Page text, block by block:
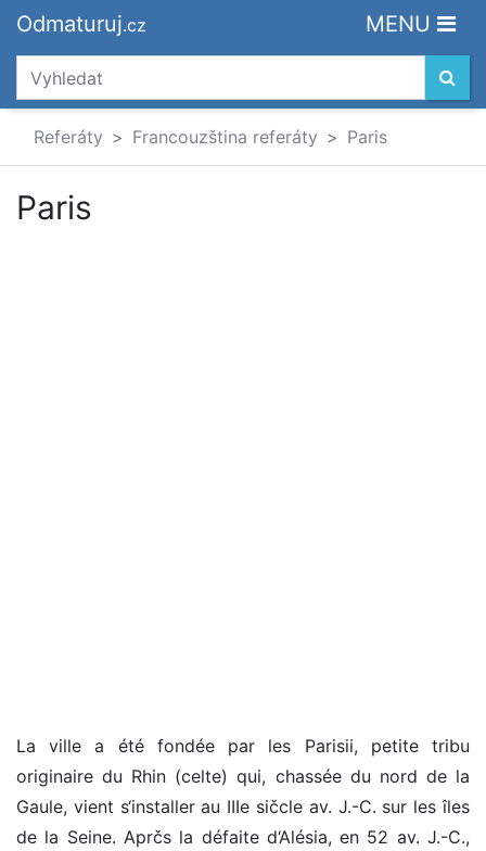
Odmaturuj.cz MENU
Referáty Francouzština referáty Paris
Paris
La ville a été fondée par les Parisii, petite tribu
originaire du Rhin (celte) qui, chassée du nord de la
Gaule, vient s‘installer au IIIe sičcle av. J.-C. sur les îles
de la Seine. Aprčs la défaite d‘Alésia, en 52 av. J.-C.,